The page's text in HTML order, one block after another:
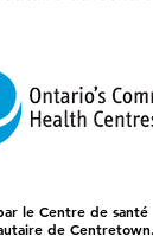
le Centre de santé
de Centretown.